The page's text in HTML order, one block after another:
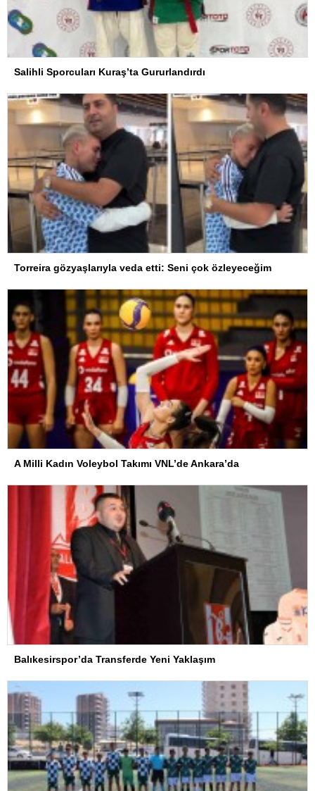
Salihli Sporcuları Kuraş’ta Gururlandırdı
Torreira gözyaşlarıyla veda etti: Seni çok özleyeceğim
A Milli Kadın Voleybol Takımı VNL’de Ankara’da
Balıkesirspor’da Transferde Yeni Yaklaşım